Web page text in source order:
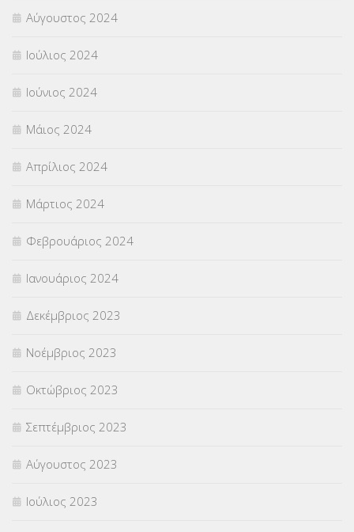
Αύγουστος 2024
Ιούλιος 2024
Ιούνιος 2024
Μάιος 2024
Απρίλιος 2024
Μάρτιος 2024
Φεβρουάριος 2024
Ιανουάριος 2024
Δεκέμβριος 2023
Νοέμβριος 2023
Οκτώβριος 2023
Σεπτέμβριος 2023
Αύγουστος 2023
Ιούλιος 2023